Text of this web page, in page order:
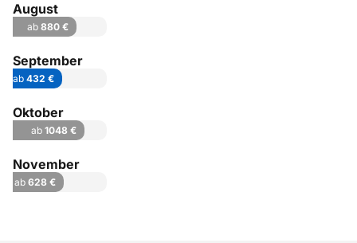
August
ab 880 €
September
ab 432 €
Oktober
ab 1048 €
November
ab 628 €